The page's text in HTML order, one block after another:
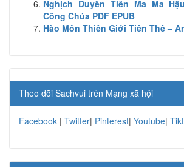
Nghịch Duyên Tiên Ma Ma
Công Chúa PDF EPUB
Hào Môn Thiên Giới Tiền Thê –
Theo dõi Sachvui trên Mạng xã hội
Facebook | Twitter| Pinterest| Youtube|